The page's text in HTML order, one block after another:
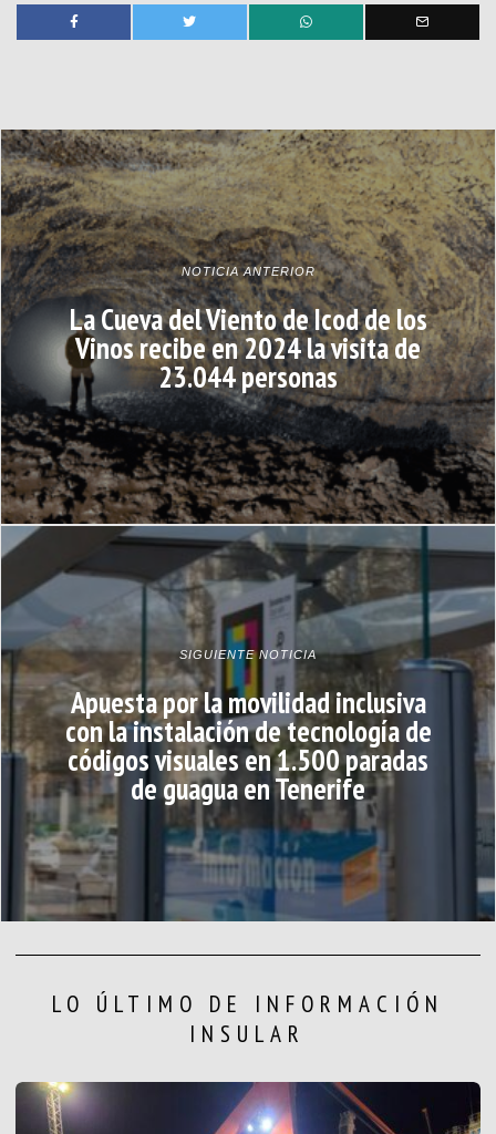
NOTICIA ANTERIOR
La Cueva del Viento de Icod de los
Vinos recibe en 2024 la visita de
23.044 personas
SIGUIENTE NOTICIA
Apuesta por la movilidad inclusiva
con la instalación de tecnología de
códigos visuales en 1.500 paradas
de guagua en Tenerife
LO ÚLTIMO DE INFORMACIÓN
INSULAR